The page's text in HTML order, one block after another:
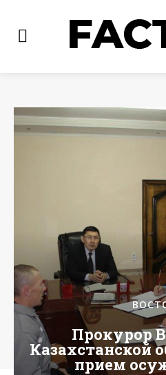
Прокурор
Казахстанской
прием